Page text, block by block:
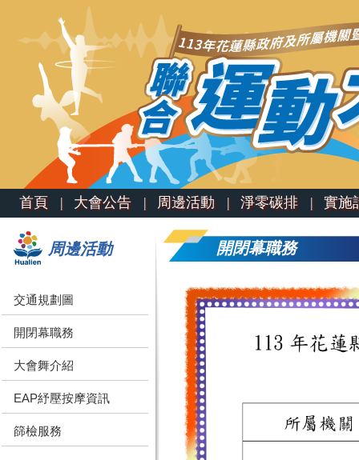
首頁 | 大會公告 | 周邊活動 | 淨零碳排 | 實
周邊活動
交通規劃圖
開閉幕職務
大會舞介紹
EAP紓壓按摩資訊
篩檢服務
開閉幕職務